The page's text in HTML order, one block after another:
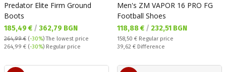
Predator Elite Firm Ground
Boots
Текуща цена:
185,49 € / 362,79 BGN
264,99 € (-30%)The lowest price
Regular price:
264,99 € (-30%) Regular price
Men's ZM VAPOR 16 PRO FG
Football Shoes
Текуща цена:
118,88 € / 232,51 BGN
Regular price:
158,50 € Regular price
Спестявате:
39,62 € Difference